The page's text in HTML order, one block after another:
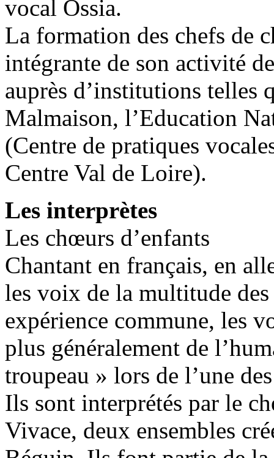
vocal Ossia.
La formation des chefs de
intégrante de son activité
auprès d’institutions telles
Malmaison, l’Education
(Centre de pratiques
Centre Val de Loire).
Les interprètes
Les chœurs d’enfants
Chantant en français, en
les voix de la multitude des
expérience commune, les
plus généralement de
troupeau » lors de l’une
Ils sont interprétés par le
Vivace, deux ensembles